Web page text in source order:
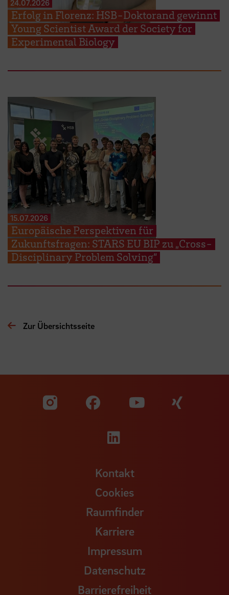
24.07.2026
Erfolg in Florenz: HSB-Doktorand gewinnt
Young Scientist Award der Society for
Experimental Biology
15.07.2026
Europäische Perspektiven für
Zukunftsfragen: STARS EU BIP zu „Cross-
Disciplinary Problem Solving“
Zur Übersichtsseite
Zu unserer Facebook
Zu
Zu unserer
Kontakt
Cookies
Raumfinder
Karriere
Impressum
Datenschutz
Barrierefreiheit